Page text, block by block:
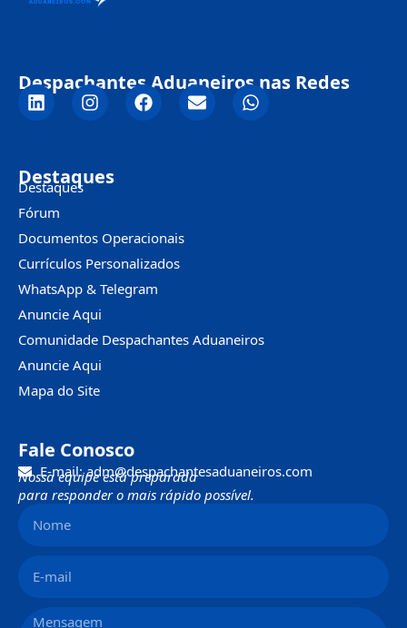
Despachantes Aduaneiros nas Redes
Destaques
Destaques
Fórum
Documentos Operacionais
Currículos Personalizados
WhatsApp & Telegram
Anuncie Aqui
Comunidade Despachantes Aduaneiros
Anuncie Aqui
Mapa do Site
Fale Conosco
E-mail: adm@despachantesaduaneiros.com
Nossa equipe está preparada
para responder o mais rápido possível.